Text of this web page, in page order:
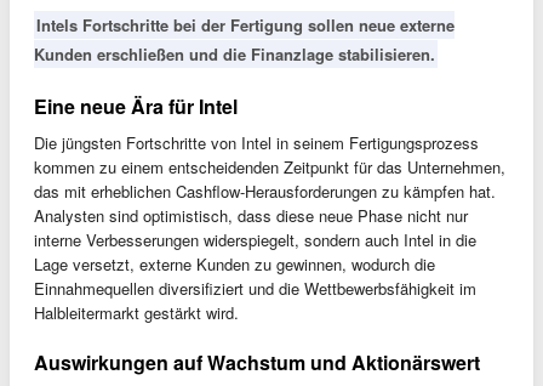
Intels Fortschritte bei der Fertigung sollen neue externe
Kunden erschließen und die Finanzlage stabilisieren.
Eine neue Ära für Intel
Die jüngsten Fortschritte von Intel in seinem Fertigungsprozess
kommen zu einem entscheidenden Zeitpunkt für das Unternehmen,
das mit erheblichen Cashflow-Herausforderungen zu kämpfen hat.
Analysten sind optimistisch, dass diese neue Phase nicht nur
interne Verbesserungen widerspiegelt, sondern auch Intel in die
Lage versetzt, externe Kunden zu gewinnen, wodurch die
Einnahmequellen diversifiziert und die Wettbewerbsfähigkeit im
Halbleitermarkt gestärkt wird.
Auswirkungen auf Wachstum und Aktionärswert